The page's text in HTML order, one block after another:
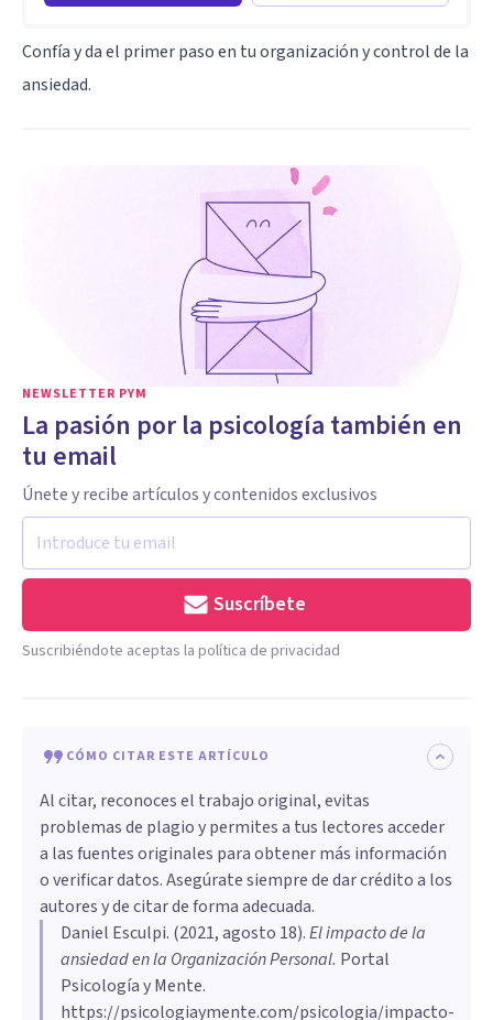
Confía y da el primer paso en tu organización y control de la
ansiedad.
NEWSLETTER PYM
La pasión por la psicología también en
tu email
Únete y recibe artículos y contenidos exclusivos
Suscríbete
Suscribiéndote aceptas la política de privacidad
CÓMO CITAR ESTE ARTÍCULO
Al citar, reconoces el trabajo original, evitas
problemas de plagio y permites a tus lectores acceder
a las fuentes originales para obtener más información
o verificar datos. Asegúrate siempre de dar crédito a los
autores y de citar de forma adecuada.
Daniel Esculpi. (2021, agosto 18).El impacto de la
ansiedad en la Organización Personal. Portal
Psicología y Mente.
https://psicologiaymente.com/psicologia/impacto-